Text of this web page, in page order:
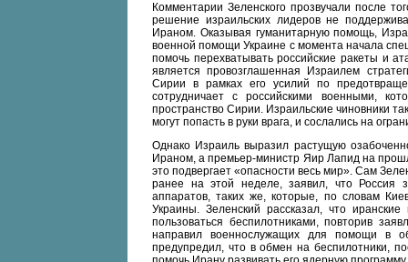
Комментарии Зеленского прозвучали после
решение израильских лидеров не
Ираном. Оказывая гуманитарную помощь,
военной помощи Украине с момента начала
помочь перехватывать российские ракеты и
является провозглашенная Израилем
Сирии в рамках его усилий по
сотрудничает с российскими военными,
пространство Сирии. Израильские чиновники
могут попасть в руки врага, и сослались на
Однако Израиль выразил растущую
Ираном, а премьер-министр Яир Лапид на
это подвергает «опасности весь мир». Сам
ранее на этой неделе, заявил, что Россия
аппаратов, таких же, которые, по словам
Украины. Зеленский рассказал, что
пользоваться беспилотниками, повторив
направил военнослужащих для помощи в
предупредил, что в обмен на беспилотники,